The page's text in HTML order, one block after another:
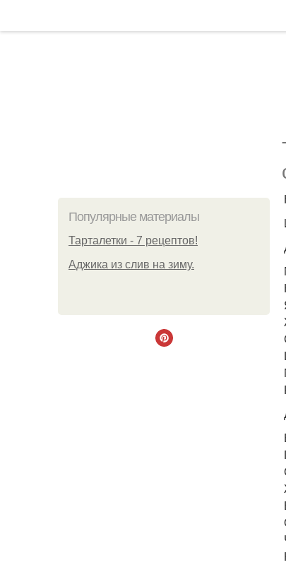
Популярные материалы
Тарталетки - 7 рецептов!
Аджика из слив на зиму.